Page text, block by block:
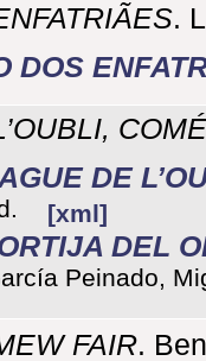
.
DOS
DE
[xml]
DEL
Peinado,
FAIR.